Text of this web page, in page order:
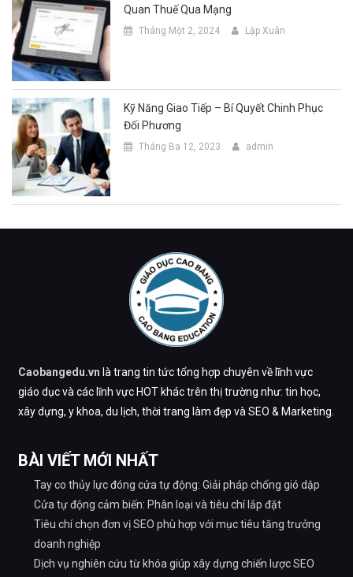
Quan Thuế Qua Mạng
Tháng Một 2, 2024 Lập Xuân
Kỹ Năng Giao Tiếp – Bí Quyết Chinh Phục
Đối Phương
Tháng Ba 12, 2023 admin
Caobangedu.vn là trang tin tức tổng hợp chuyên về lĩnh vực
giáo dục và các lĩnh vực HOT khác trên thị trường như: tin học,
xây dựng, y khoa, du lịch, thời trang làm đẹp và SEO & Marketing.
BÀI VIẾT MỚI NHẤT
Tay co thủy lực đóng cửa tự động: Giải pháp chống gió dập
Cửa tự động cảm biến: Phân loại và tiêu chí lắp đặt
Tiêu chí chọn đơn vị SEO phù hợp với mục tiêu tăng trưởng
doanh nghiệp
Dịch vụ nghiên cứu từ khóa giúp xây dựng chiến lược SEO